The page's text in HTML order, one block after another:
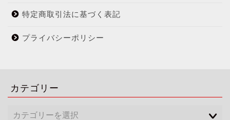
特定商取引法に基づく表記
プライバシーポリシー
カテゴリー